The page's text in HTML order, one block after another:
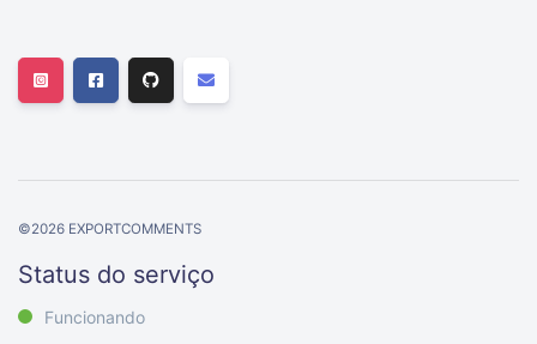
©2026 EXPORTCOMMENTS
Status do serviço
Funcionando